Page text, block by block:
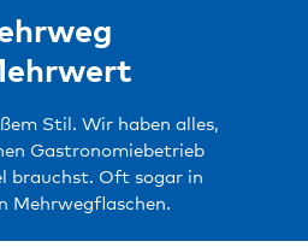
Stil. Wir haben alles,
Gastronomiebetrieb
brauchst. Oft sogar in
Mehrwegflaschen.